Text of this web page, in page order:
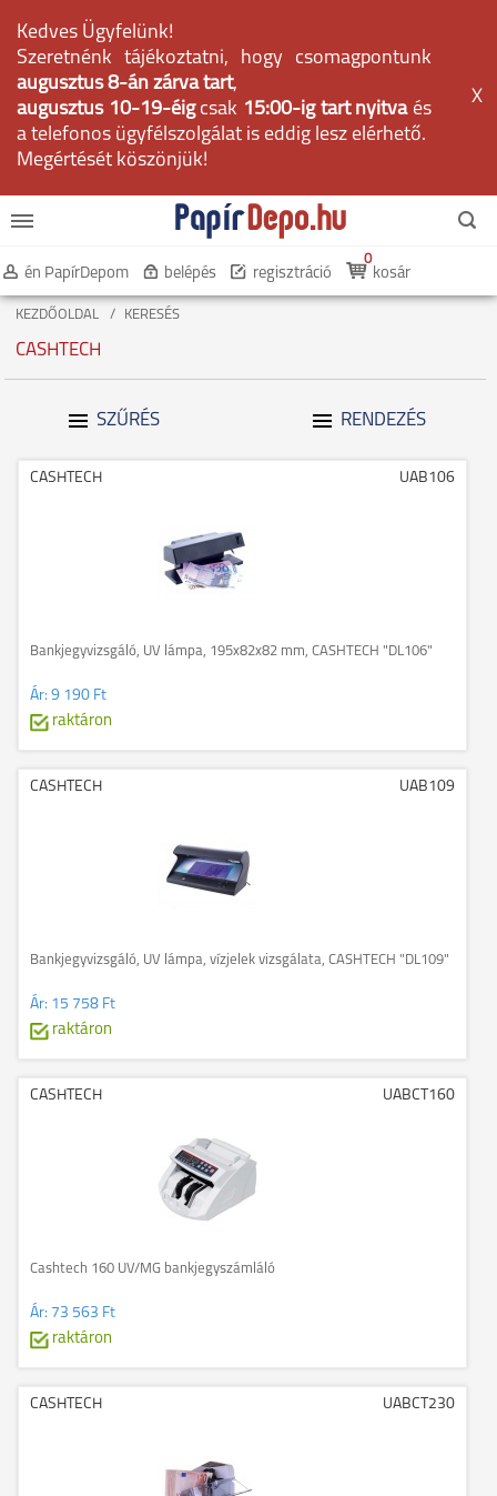
Kedves Ügyfelünk!
Szeretnénk tájékoztatni, hogy csomagpontunk
augusztus 8-án zárva tart,
augusztus 10-19-éig csak 15:00-ig tart nyitvaés
a telefonos ügyfélszolgálat is eddig lesz elérhető.
Megértését köszönjük!
X
én PapírDepom belépés regisztráció kosár
0
KEZDŐOLDAL KERESÉS
CASHTECH
SZŰRÉS RENDEZÉS
CASHTECH UAB106
Bankjegyvizsgáló, UV lámpa, 195x82x82 mm, CASHTECH "DL106"
Ár:9 190 Ft
raktáron
CASHTECH UAB109
Bankjegyvizsgáló, UV lámpa, vízjelek vizsgálata, CASHTECH "DL109"
Ár: 15 758 Ft
raktáron
CASHTECH UABCT160
Cashtech 160 UV/MG bankjegyszámláló
Ár: 73 563 Ft
raktáron
CASHTECH UABCT230